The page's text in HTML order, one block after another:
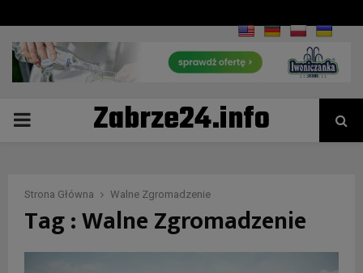
PRIMARYZabrze24.info
Strona Główna Walne Zgromadzenie
Tag : Walne Zgromadzenie